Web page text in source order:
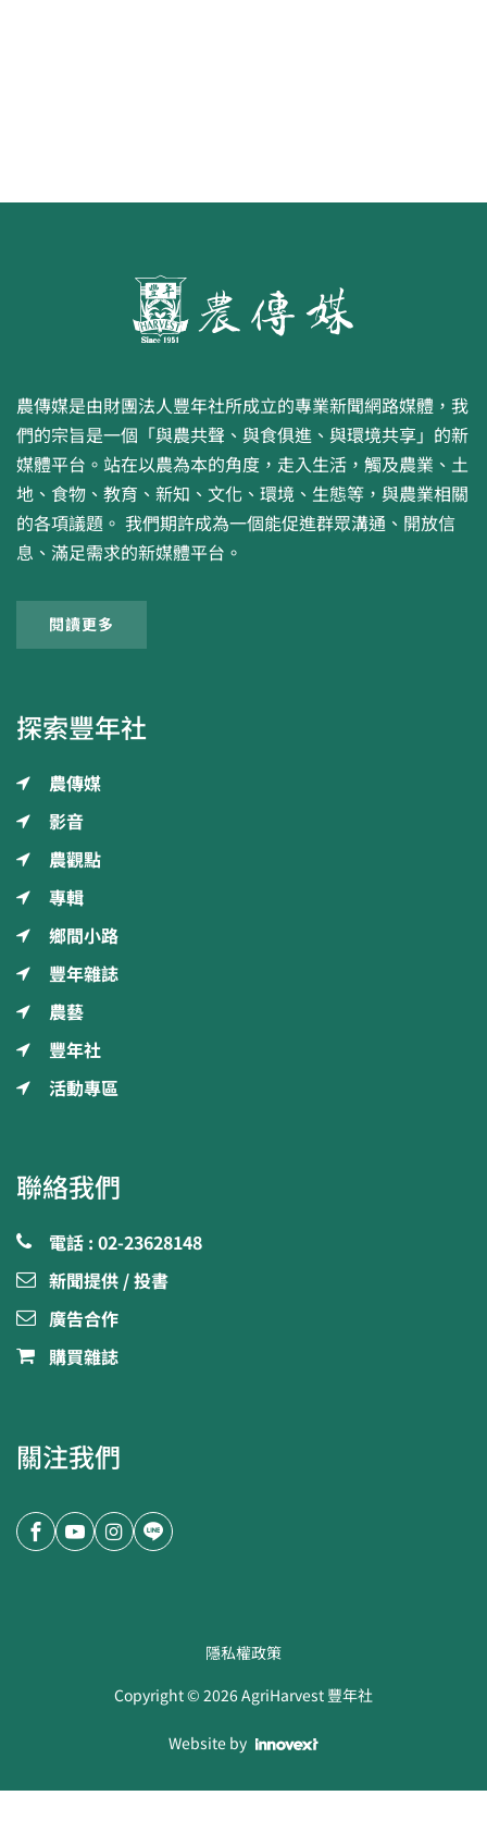
農傳媒是由財團法人豐年社所成立的專業新聞網路媒體，我
們的宗旨是一個「與農共聲、與食俱進、與環境共享」的新
媒體平台。站在以農為本的角度，走入生活，觸及農業、土
地、食物、教育、新知、文化、環境、生態等，與農業相關
的各項議題。 我們期許成為一個能促進群眾溝通、開放信
息、滿足需求的新媒體平台。
閱讀更多
探索豐年社
農傳媒
影音
農觀點
專輯
鄉間小路
豐年雜誌
農藝
豐年社
活動專區
聯絡我們
電話 : 02-23628148
新聞提供 / 投書
廣告合作
購買雜誌
關注我們
隱私權政策
Copyright ©2026AgriHarvest 豐年社
Website by